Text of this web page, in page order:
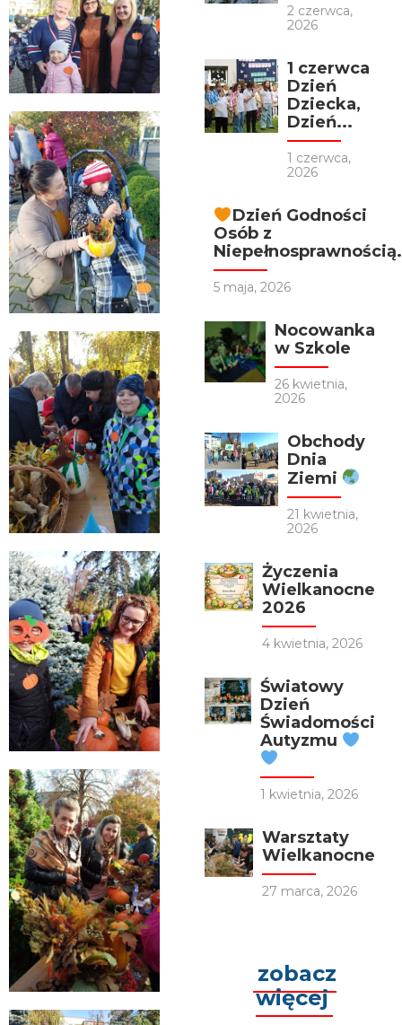
2 czerwca,
2026
1 czerwca
Dzień
Dziecka,
Dzień...
1 czerwca,
2026
Dzień Godności
Osób z
5 maja, 2026
Nocowanka
w Szkole
26 kwietnia,
2026
Obchody
Dnia
Ziemi
21 kwietnia,
2026
Życzenia
Wielkanocne
2026
4 kwietnia, 2026
Światowy
Dzień
Świadomości
Autyzmu
1 kwietnia, 2026
Warsztaty
Wielkanocne
27 marca, 2026
zobacz
więcej